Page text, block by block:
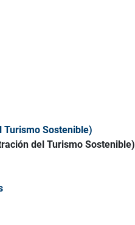
Sostenible)
del Turismo Sostenible)